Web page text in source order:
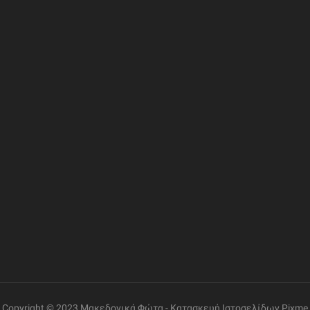
Copyright © 2023 Μακεδονικά Φώτα - Κατασκευή Ιστοσελίδων Pixme